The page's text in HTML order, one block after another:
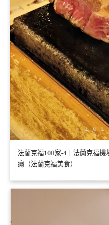
法蘭克福100家-4｜法蘭克福機
癮（法蘭克福美食）